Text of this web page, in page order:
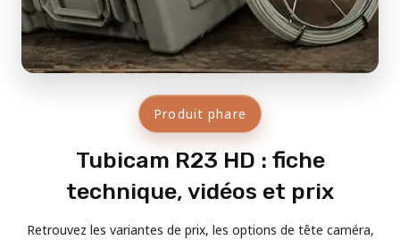
Produit phare
Tubicam R23 HD : fiche
technique, vidéos et prix
Retrouvez les variantes de prix, les options de tête caméra,